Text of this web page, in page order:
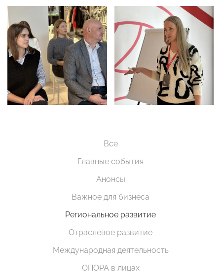
Все
Главные события
Анонсы
Важное для бизнеса
Региональное развитие
Отраслевое развитие
Международная деятельность
ОПОРА в лицах